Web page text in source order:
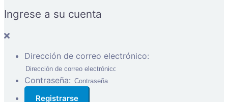
Ingrese a su cuenta
Dirección de correo electrónico:
Contraseña: